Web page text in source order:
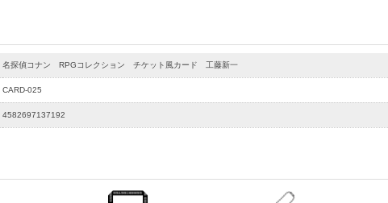
名探偵コナン RPGコレクション チケット風カード 工藤新一
CARD-025
4582697137192